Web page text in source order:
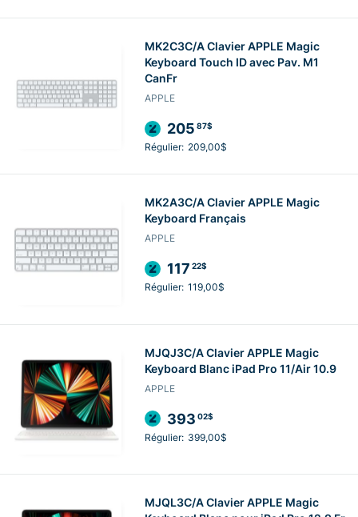
MK2C3C/A Clavier APPLE Magic
Keyboard Touch ID avec Pav. M1
CanFr
APPLE
205 87$
Régulier: 209,00$
MK2A3C/A Clavier APPLE Magic
Keyboard Français
APPLE
117 22$
Régulier: 119,00$
MJQJ3C/A Clavier APPLE Magic
Keyboard Blanc iPad Pro 11/Air 10.9
APPLE
393 02$
Régulier: 399,00$
MJQL3C/A Clavier APPLE Magic